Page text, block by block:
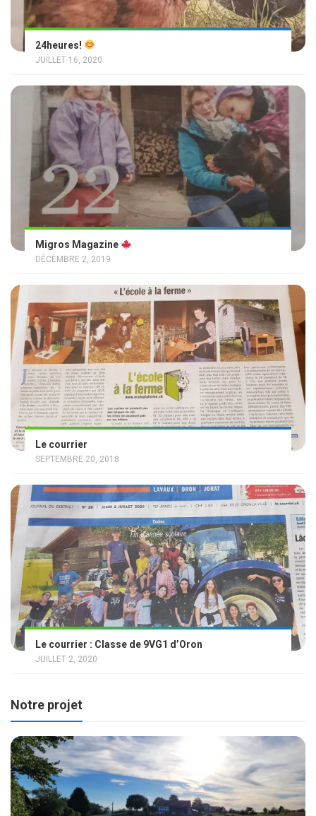
24heures!
JUILLET 16, 2020
Migros Magazine
DÉCEMBRE 2, 2019
Le courrier
SEPTEMBRE 20, 2018
Le courrier : Classe de 9VG1 d’Oron
JUILLET 2, 2020
Notre projet